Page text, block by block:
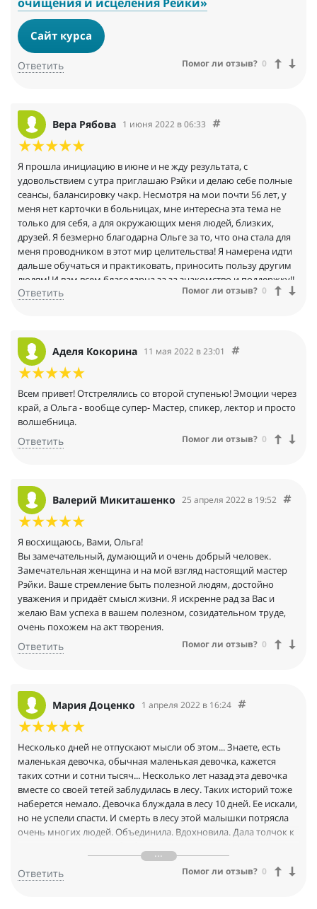
Сайт курса
Ответить Помог ли отзыв? 0
Вера Рябова 1 июня 2022 в 06:33
Я прошла инициацию в июне и не жду результата, с
удовольствием с утра приглашаю Рэйки и делаю себе полные
сеансы, балансировку чакр. Несмотря на мои почти 56 лет, у
меня нет карточки в больницах, мне интересна эта тема не
только для себя, а для окружающих меня людей, близких,
друзей. Я безмерно благодарна Ольге за то, что она стала для
меня проводником в этот мир целительства! Я намерена идти
дальше обучаться и практиковать, приносить пользу другим
людям! И вам всем благодарна за за знакомство и поддержку!!
Ответить Помог ли отзыв? 0
Аделя Кокорина 11 мая 2022 в 23:01
Всем привет! Отстрелялись со второй ступенью! Эмоции через
край, а Ольга - вообще супер- Мастер, спикер, лектор и просто
волшебница.
Ответить Помог ли отзыв? 0
Валерий Микиташенко 25 апреля 2022 в 19:52
Я восхищаюсь, Вами, Ольга!
Вы замечательный, думающий и очень добрый человек.
Замечательная женщина и на мой взгляд настоящий мастер
Рэйки. Ваше стремление быть полезной людям, достойно
уважения и придаёт смысл жизни. Я искренне рад за Вас и
желаю Вам успеха в вашем полезном, созидательном труде,
очень похожем на акт творения.
Ответить Помог ли отзыв? 0
Мария Доценко 1 апреля 2022 в 16:24
Несколько дней не отпускают мысли об этом... Знаете, есть
маленькая девочка, обычная маленькая девочка, кажется
таких сотни и сотни тысяч... Несколько лет назад эта девочка
вместе со своей тетей заблудилась в лесу. Таких историй тоже
наберется немало. Девочка блуждала в лесу 10 дней. Ее искали,
но не успели спасти. И смерть в лесу этой малышки потрясла
очень многих людей. Объединила. Вдохновила. Дала толчок к
повторялось. Пришел маленький человечек на Землю,
вспыхнул как яркая звездочка и зажег сердца многих людей по
Ответить Помог ли отзыв? 0